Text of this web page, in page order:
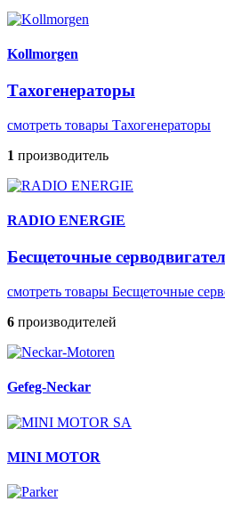
Kollmorgen
Тахогенераторы
смотреть товары Тахогенераторы
1 производитель
RADIO ENERGIE
Бесщеточные
смотреть товары Бесщеточные
6 производителей
Gefeg-Neckar
MINI MOTOR